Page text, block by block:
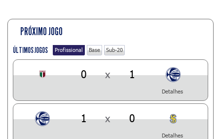
PRÓXIMO JOGO
ÚLTIMOS JOGOS Profissional Base Sub-20
0 x 1
Detalhes
1 x 0
Detalhes